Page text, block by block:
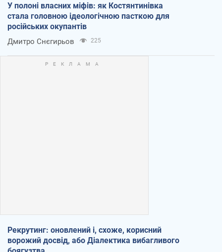
У полоні власних міфів: як Костянтинівка
стала головною ідеологічною пасткою для
російських окупантів
Дмитро Снєгирьов 225
Рекрутинг: оновлений і, схоже, корисний
ворожий досвід, або Діалектика вибагливого